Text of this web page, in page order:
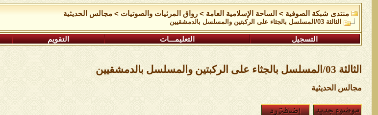
منتدى شبكة الصوفية > الساحة اﻹسلامية العامة >رواق المرئيات والصوتيات >مجالس الحديثية
الثالثة 03/المسلسل بالجثاء على الركبتين والمسلسل بالدمشقيين
التسجيل التعليمـــات التقويم
الثالثة 03/المسلسل بالجثاء على الركبتين والمسلسل بالدمشقيين
مجالس الحديثية